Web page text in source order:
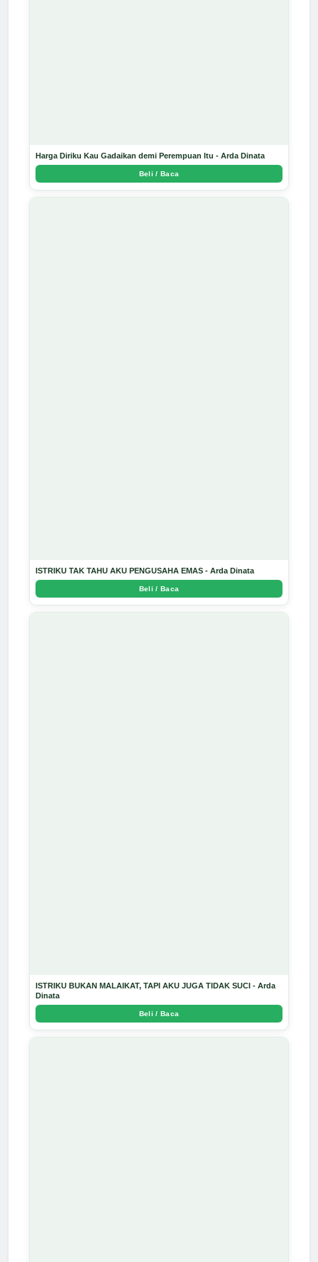
Harga Diriku Kau Gadaikan demi Perempuan Itu - Arda Dinata
Beli / Baca
ISTRIKU TAK TAHU AKU PENGUSAHA EMAS - Arda Dinata
Beli / Baca
ISTRIKU BUKAN MALAIKAT, TAPI AKU JUGA TIDAK SUCI - Arda
Dinata
Beli / Baca